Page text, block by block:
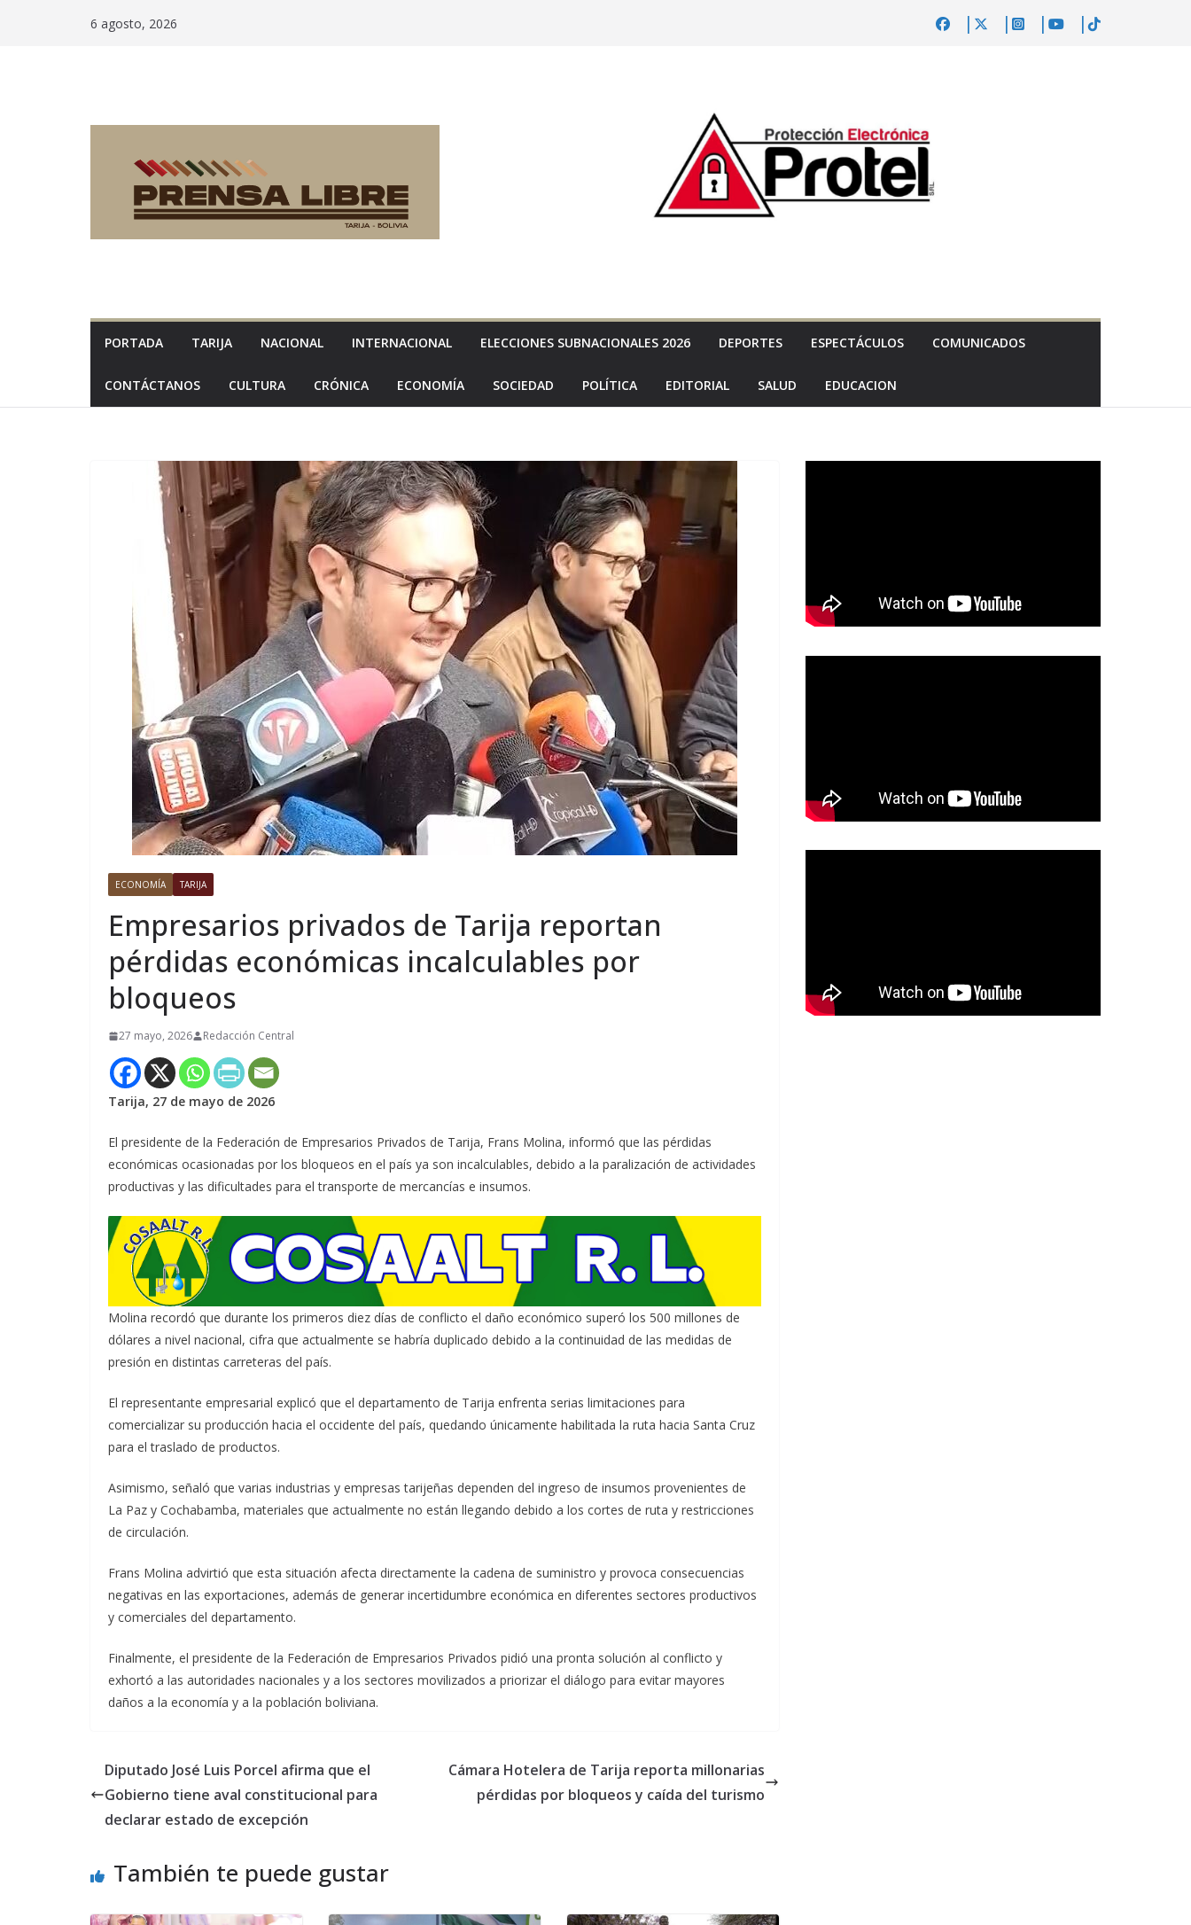
6 agosto, 2026
PORTADA TARIJA NACIONAL INTERNACIONAL ELECCIONES SUBNACIONALES 2026 DEPORTES ESPECTÁCULOS COMUNICADOS
CONTÁCTANOS CULTURA CRÓNICA ECONOMÍA SOCIEDAD POLÍTICA EDITORIAL SALUD EDUCACION
ECONOMÍA TARIJA
Empresarios privados de Tarija reportan
pérdidas económicas incalculables por
bloqueos
27 mayo, 2026 Redacción Central
Tarija, 27 de mayo de 2026
El presidente de la Federación de Empresarios Privados de Tarija, Frans Molina, informó que las pérdidas
económicas ocasionadas por los bloqueos en el país ya son incalculables, debido a la paralización de actividades
productivas y las dificultades para el transporte de mercancías e insumos.
Molina recordó que durante los primeros diez días de conflicto el daño económico superó los 500 millones de
dólares a nivel nacional, cifra que actualmente se habría duplicado debido a la continuidad de las medidas de
presión en distintas carreteras del país.
El representante empresarial explicó que el departamento de Tarija enfrenta serias limitaciones para
comercializar su producción hacia el occidente del país, quedando únicamente habilitada la ruta hacia Santa Cruz
para el traslado de productos.
Asimismo, señaló que varias industrias y empresas tarijeñas dependen del ingreso de insumos provenientes de
La Paz y Cochabamba, materiales que actualmente no están llegando debido a los cortes de ruta y restricciones
de circulación.
Frans Molina advirtió que esta situación afecta directamente la cadena de suministro y provoca consecuencias
negativas en las exportaciones, además de generar incertidumbre económica en diferentes sectores productivos
y comerciales del departamento.
Finalmente, el presidente de la Federación de Empresarios Privados pidió una pronta solución al conflicto y
exhortó a las autoridades nacionales y a los sectores movilizados a priorizar el diálogo para evitar mayores
daños a la economía y a la población boliviana.
Diputado José Luis Porcel afirma que el
Gobierno tiene aval constitucional para
declarar estado de excepción
Cámara Hotelera de Tarija reporta millonarias
pérdidas por bloqueos y caída del turismo
También te puede gustar